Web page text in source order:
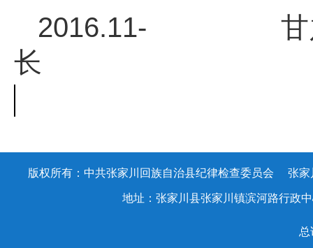
2016.11- 甘肃省
长
版权所有：中共张家川回族自治县纪律检查委员会 张
地址：张家川县张家川镇滨河路行政
总